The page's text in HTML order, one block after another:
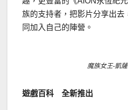
族的支持者，把影片分享出去
同加入自己的陣營。
魔族女王-凱
遊戲百科 全新推出